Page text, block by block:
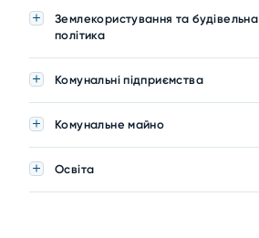
Землекористування та будівельна
політика
Комунальні підприємства
Комунальне майно
Освіта